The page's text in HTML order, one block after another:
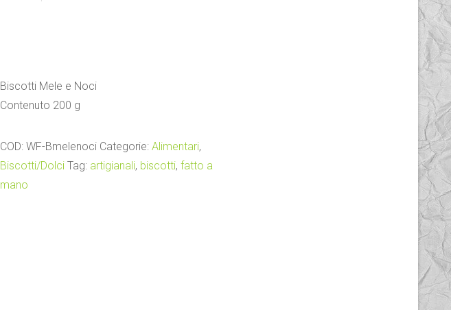
Biscotti Mele e Noci
Contenuto 200 g
COD: WF-Bmelenoci Categorie: Alimentari,
Biscotti/Dolci Tag: artigianali, biscotti, fatto a
mano